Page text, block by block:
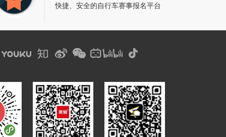
快捷、安全的自行车赛事报名平台